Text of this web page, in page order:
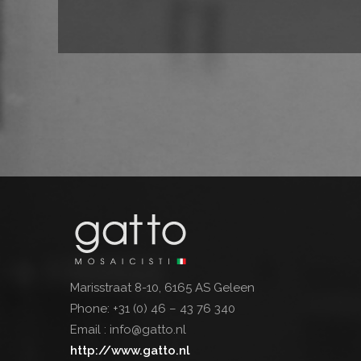
Marisstraat 8-10, 6165 AS Geleen
Phone: +31 (0) 46 – 43 76 340
Email : info@gatto.nl
http://www.gatto.nl